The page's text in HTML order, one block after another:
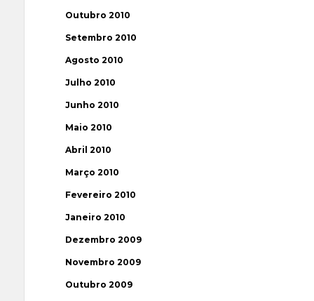
Outubro 2010
Setembro 2010
Agosto 2010
Julho 2010
Junho 2010
Maio 2010
Abril 2010
Março 2010
Fevereiro 2010
Janeiro 2010
Dezembro 2009
Novembro 2009
Outubro 2009